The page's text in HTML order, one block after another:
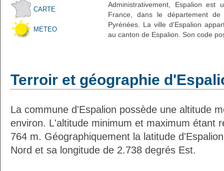
CARTE
METEO
Administrativement, Espalion
France, dans le département
Pyrénées. La ville d'Espalion
au canton de Espalion. Son code
Terroir et géographie
La commune d'Espalion possède une altitude
environ. L'altitude minimum et maximum étant
764 m. Géographiquement la latitude
Nord et sa longitude de 2.738 degrés Est.